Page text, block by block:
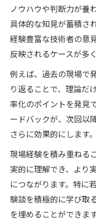
ノウハウや判断力が養
具体的な知見が蓄積さ
経験豊富な技術者の意
反映されるケースが多
例えば、過去の現場で
り返ることで、理論だ
率化のポイントを発見
ードバックが、次回以
さらに効果的にします。
現場経験を積み重ねる
実的に理解でき、より
につながります。特に
験談を積極的に学び取
を埋めることができます